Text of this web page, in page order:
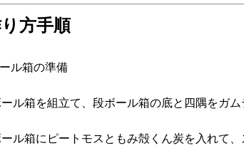
方手順
ル箱の準備
箱を組立て、段ボール箱の底と四隅をガム
箱にピートモスともみ殻くん炭を入れて、